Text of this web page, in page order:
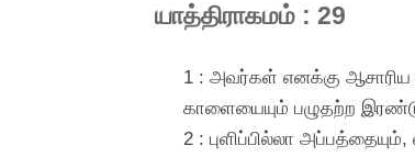
யாத்திராகமம் : 29
1 : அவர்கள் எனக்கு ஆசாரிய
காளையையும் பழுதற்ற
2 : புளிப்பில்லா